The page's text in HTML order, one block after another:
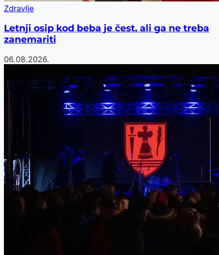
Zdravlje
Letnji osip kod beba je čest, ali ga ne treba
zanemariti
06.08.2026.